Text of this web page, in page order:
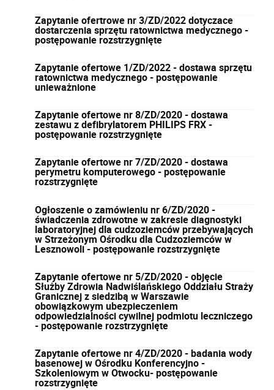
Zapytanie ofertrowe nr 3/ZD/2022 dotyczace
dostarczenia sprzętu ratownictwa medycznego -
postępowanie rozstrzygnięte
Zapytanie ofertowe 1/ZD/2022 - dostawa sprzętu
ratownictwa medycznego - postępowanie
unieważnione
Zapytanie ofertowe nr 8/ZD/2020 - dostawa
zestawu z defibrylatorem PHILIPS FRX -
postępowanie rozstrzygnięte
Zapytanie ofertowe nr 7/ZD/2020 - dostawa
perymetru komputerowego - postępowanie
rozstrzygnięte
Ogłoszenie o zamówieniu nr 6/ZD/2020 -
świadczenia zdrowotne w zakresie diagnostyki
laboratoryjnej dla cudzoziemców przebywających
w Strzeżonym Ośrodku dla Cudzoziemców w
Lesznowoli - postępowanie rozstrzygnięte
Zapytanie ofertowe nr 5/ZD/2020 - objęcie
Służby Zdrowia Nadwiślańskiego Oddziału Straży
Granicznej z siedzibą w Warszawie
obowiązkowym ubezpieczeniem
odpowiedzialności cywilnej podmiotu leczniczego
- postępowanie rozstrzygnięte
Zapytanie ofertowe nr 4/ZD/2020 - badania wody
basenowej w Ośrodku Konferencyjno -
Szkoleniowym w Otwocku- postępowanie
rozstrzygnięte